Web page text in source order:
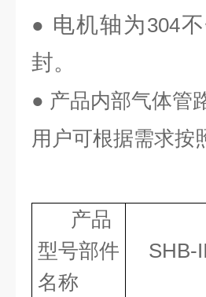
● 电机轴为304
封。
● 产品内部气体管
用户可根据需求按
产品
型号部件
名称
SHB-